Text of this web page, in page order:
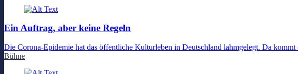
Ein Auftrag, aber keine Regeln
Die Corona-Epidemie hat das öffentliche Kulturleben in Deutschland lahmgelegt. Da
Bühne